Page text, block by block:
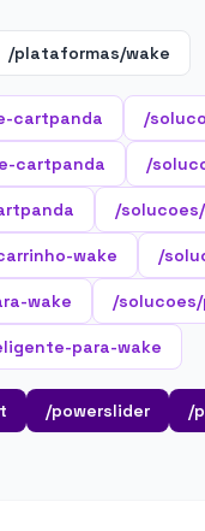
/plataformas/wake
cartpanda /
cartpanda /
/
wake /
wake /
para-wake
/powerslider /